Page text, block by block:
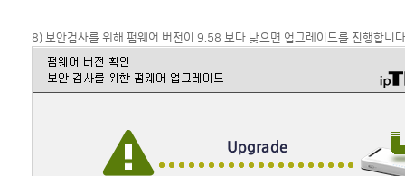
8) 보안검사를 위해 펌웨어 버전이 9.58 보다 낮으면 업그레이드를 진행합니